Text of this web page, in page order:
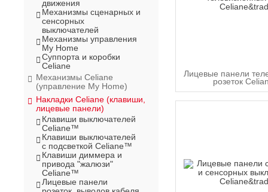
Лицевые панели
розеток
движения
Механизмы сценарных и
сенсорных
выключателей
Механизмы управления
My Home
Суппорта и коробки
Celiane
Механизмы Celiane
(управление My Home)
Накладки Celiane (клавиши,
лицевые панели)
Клавиши выключателей
Celiane™
Клавиши выключателей
с подсветкой Celiane™
Клавиши диммера и
привода "жалюзи"
Celiane™
Лицевые панели